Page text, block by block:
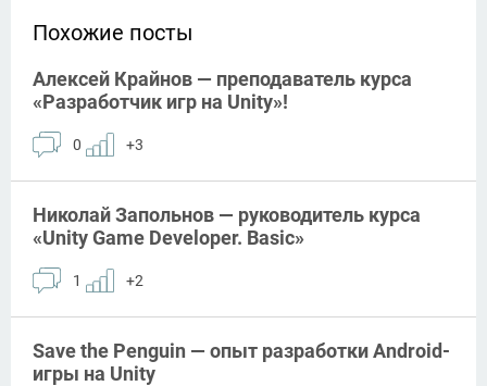
Похожие посты
Алексей Крайнов — преподаватель курса
«Разработчик игр на Unity»!
0 +3
Николай Запольнов — руководитель курса
«Unity Game Developer. Basic»
1 +2
Save the Penguin — опыт разработки Android-
игры на Unity